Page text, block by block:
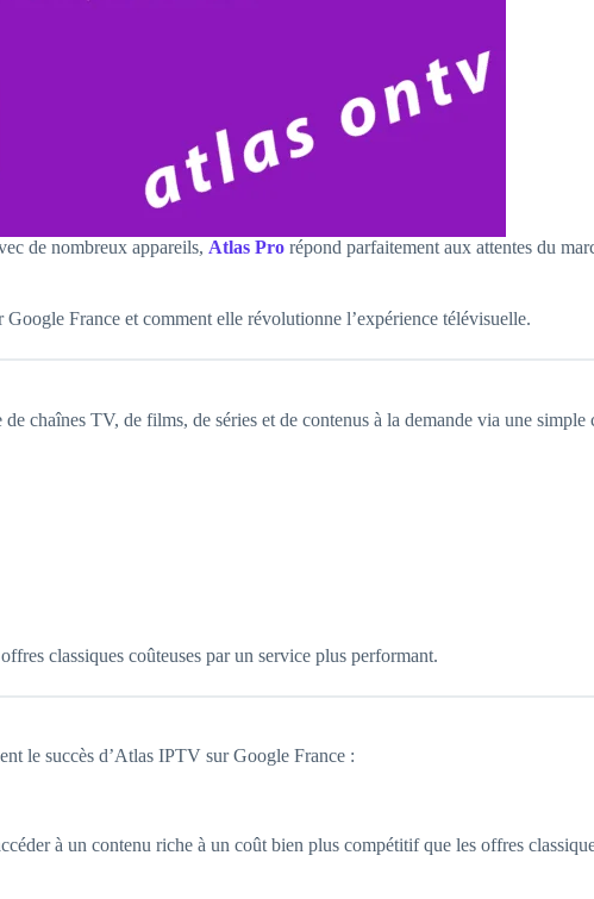
de nombreux appareils, Atlas Pro répond parfaitement aux attentes du
France et comment elle révolutionne l’expérience télévisuelle.
chaînes TV, de films, de séries et de contenus à la demande via une
classiques coûteuses par un service plus performant.
le succès d’Atlas IPTV sur Google France :
à un contenu riche à un coût bien plus compétitif que les offres